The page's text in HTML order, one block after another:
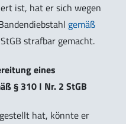
ist, hat er sich wegen
gemäß
strafbar gemacht.
eines
§ 310 I Nr. 2 StGB
hat, könnte er